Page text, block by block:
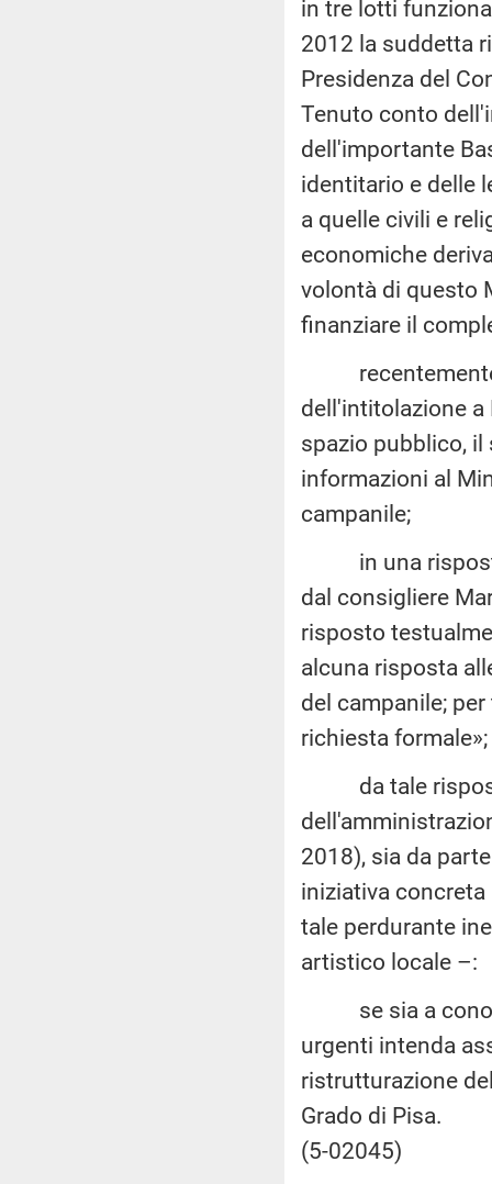
in tre lotti
2012 la suddetta
Presidenza del
Tenuto conto
dell'importante
identitario e delle
a quelle civili e
economiche
volontà di questo
finanziare il
recentemente,
dell'intitolazione a
spazio pubblico, il
informazioni al
campanile;
in una risposta
dal consigliere
risposto
alcuna risposta
del campanile;
richiesta formale»;
da tale risposta
2018), sia da
iniziativa
tale perdurante
artistico locale –:
se sia a
urgenti intenda
ristrutturazione
Grado di Pisa.
(5-02045)